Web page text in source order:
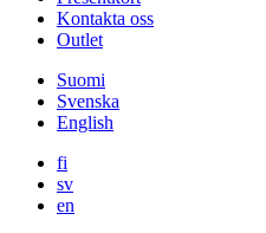
Kontakta oss
Outlet
Suomi
Svenska
English
fi
sv
en